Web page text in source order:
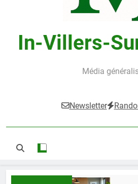
In-Villers-
Média
Newsletter